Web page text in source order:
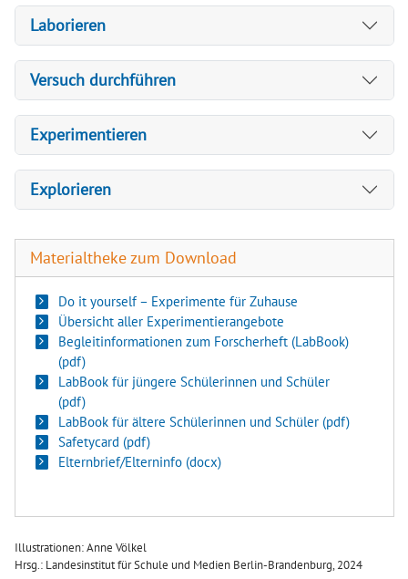
Laborieren
Versuch durchführen
Experimentieren
Explorieren
Materialtheke zum Download
Do it yourself – Experimente für Zuhause
Übersicht aller Experimentierangebote
Begleitinformationen zum Forscherheft (LabBook)
(pdf)
LabBook für jüngere Schülerinnen und Schüler
(pdf)
LabBook für ältere Schülerinnen und Schüler (pdf)
Safetycard (pdf)
Elternbrief/Elterninfo (docx)
Illustrationen: Anne Völkel
Hrsg.: Landesinstitut für Schule und Medien Berlin-Brandenburg, 2024